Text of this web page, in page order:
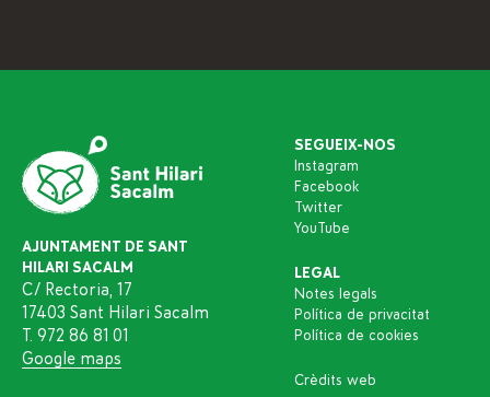
AJUNTAMENT DE SANT
HILARI SACALM
C/ Rectoria, 17
17403 Sant Hilari Sacalm
T. 972 86 81 01
Google maps
SEGUEIX-NOS
Instagram
Facebook
Twitter
YouTube
LEGAL
Notes legals
Política de privacitat
Política de cookies
Crèdits web